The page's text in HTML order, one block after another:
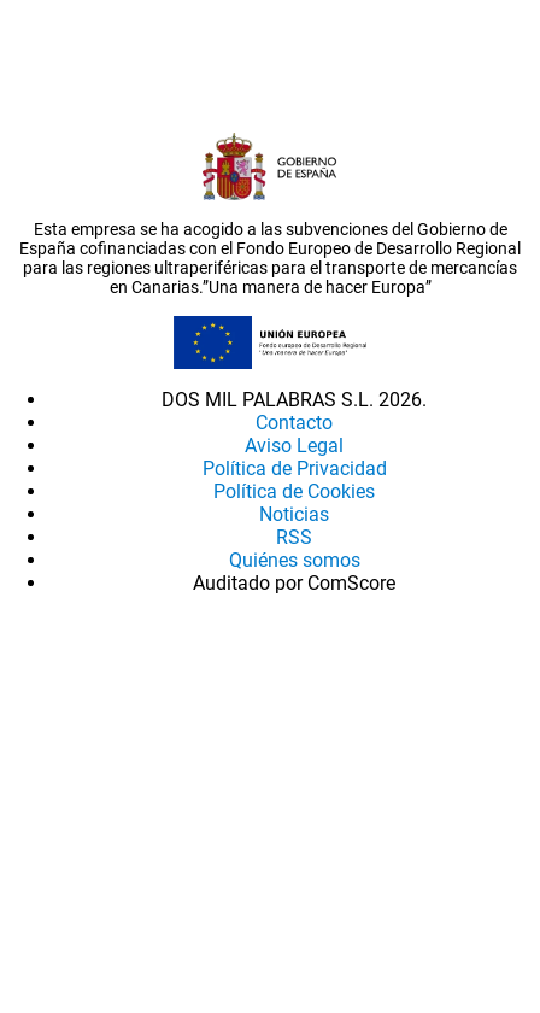
Esta empresa se ha acogido a las subvenciones del Gobierno de
España cofinanciadas con el Fondo Europeo de Desarrollo Regional
para las regiones ultraperiféricas para el transporte de mercancías
en Canarias.”Una manera de hacer Europa”
DOS MIL PALABRAS S.L. 2026.
Contacto
Aviso Legal
Política de Privacidad
Política de Cookies
Noticias
RSS
Quiénes somos
Auditado por ComScore